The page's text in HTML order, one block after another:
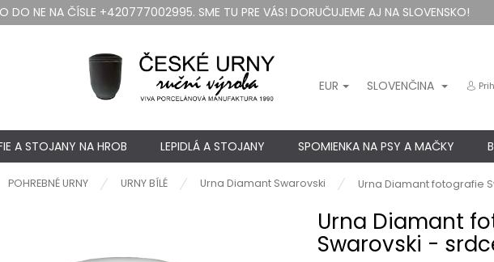
DO NE NA ČÍSLE +420777002995. SME TU PRE VÁS! DORUČUJEME AJ NA SLOVENSKO!
EUR SLOVENČINA
A STOJANY NA HROB LEPIDLÁ A STOJANY SPOMIENKA NA PSY A MAČKY
POHREBNÉ URNY URNY BÍLÉ Urna Diamant Swarovski Urna Diamant fotografie
Urna Diamant
Swarovski -